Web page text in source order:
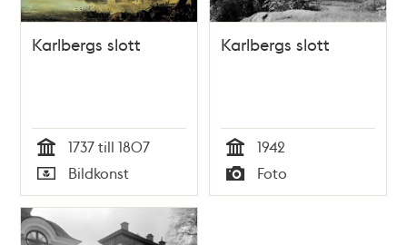
Karlbergs slott
Tid
1737 till 1807
Typ
Bildkonst
Karlbergs slott
Tid
1942
Typ
Foto